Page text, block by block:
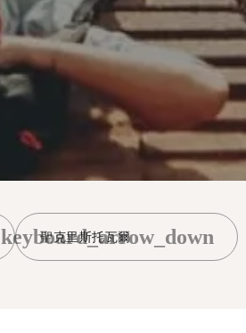
聖克里斯托瓦爾
keyboard_arrow_down